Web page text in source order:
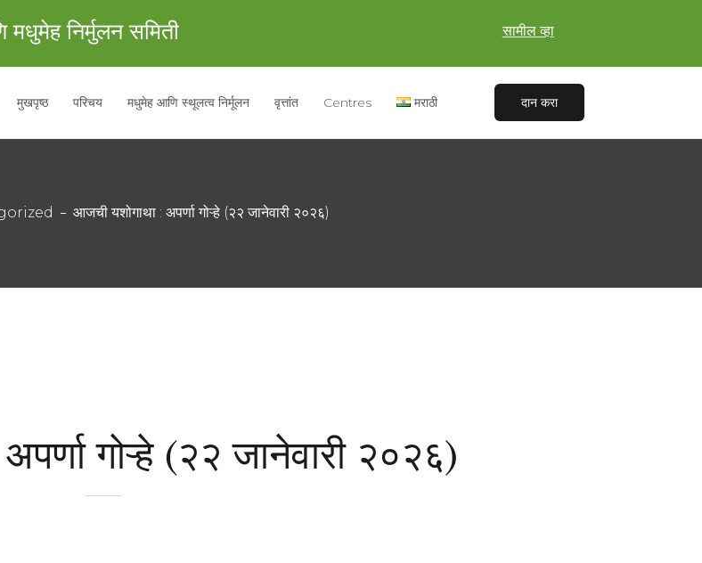
निर्मुलन समिती सामील व्हा
मुखपृष्ठ परिचय मधुमेह आणि स्थूलत्व निर्मूलन वृत्तांत Centres मराठी दान करा
आजची यशोगाथा : अपर्णा गोऱ्हे (२२ जानेवारी २०२६)
गोऱ्हे (२२ जानेवारी २०२६)